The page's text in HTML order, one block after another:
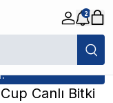
2
Canlı Bitki